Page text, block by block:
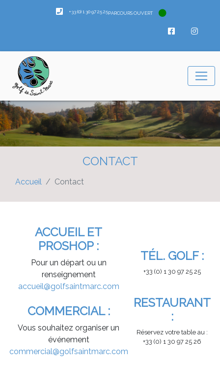
+33 (0) 1 30 97 25 25PARCOURS OUVERT
CONTACT
Accueil Contact
ACCUEIL ET
PROSHOP :
Pour un départ ou un
renseignement
accueil@golfsaintmarc.com
COMMERCIAL :
Vous souhaitez organiser un
événement
commercial@golfsaintmarc.com
TÉL. GOLF :
+33 (0) 1 30 97 25 25
RESTAURANT
:
Réservez votre table au :
+33 (0) 1 30 97 25 26